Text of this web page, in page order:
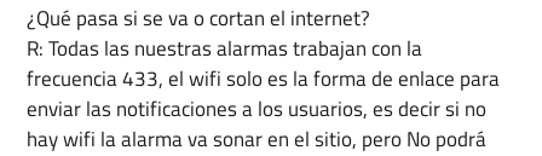
¿Qué pasa si se va o cortan el internet?
R: Todas las nuestras alarmas trabajan con la
frecuencia 433, el wifi solo es la forma de enlace para
enviar las notificaciones a los usuarios, es decir si no
hay wifi la alarma va sonar en el sitio, pero No podrá